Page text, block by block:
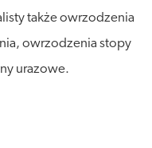
także owrzodzenia
owrzodzenia stopy
urazowe.